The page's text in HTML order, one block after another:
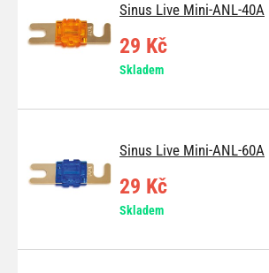
Sinus Live Mini-ANL-40A
29 Kč
Skladem
Sinus Live Mini-ANL-60A
29 Kč
Skladem